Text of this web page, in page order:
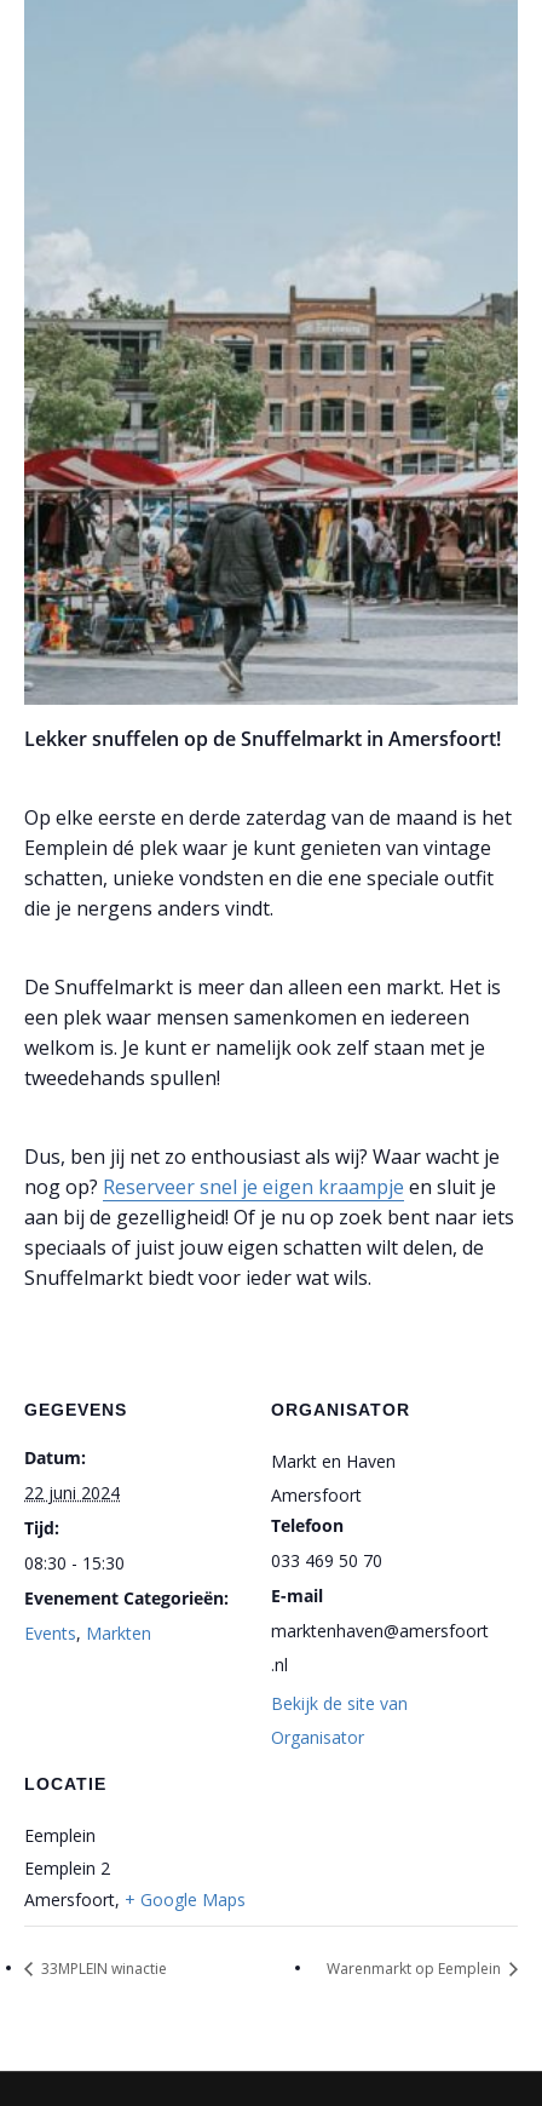
Lekker snuffelen op de Snuffelmarkt in Amersfoort!
Op elke eerste en derde zaterdag van de maand is het
Eemplein dé plek waar je kunt genieten van vintage
schatten, unieke vondsten en die ene speciale outfit
die je nergens anders vindt.
De Snuffelmarkt is meer dan alleen een markt. Het is
een plek waar mensen samenkomen en iedereen
welkom is. Je kunt er namelijk ook zelf staan met je
tweedehands spullen!
Dus, ben jij net zo enthousiast als wij? Waar wacht je
nog op? Reserveer snel je eigen kraampje en sluit je
aan bij de gezelligheid! Of je nu op zoek bent naar iets
speciaals of juist jouw eigen schatten wilt delen, de
Snuffelmarkt biedt voor ieder wat wils.
GEGEVENS
Datum:
22 juni 2024
Tijd:
08:30 - 15:30
Evenement Categorieën:
Events, Markten
LOCATIE
Eemplein
Eemplein 2
Amersfoort, + Google Maps
ORGANISATOR
Markt en Haven
Amersfoort
Telefoon
033 469 50 70
E-mail
marktenhaven@amersfoort
.nl
Bekijk de site van
Organisator
33MPLEIN winactie Warenmarkt op Eemplein